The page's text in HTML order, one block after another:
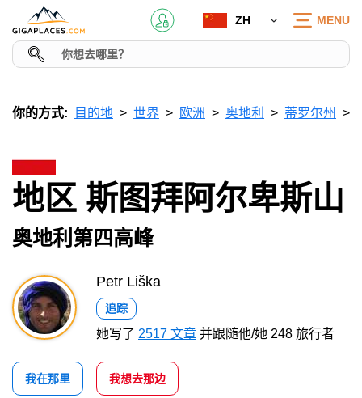
ZH MENU
你的方式: 目的地 世界 欧洲 奥地利 蒂罗尔州
地区 斯图拜阿尔卑斯山
奥地利第四高峰
Petr Liška
追踪
她写了 2517 文章 并跟随他/她 248 旅行者
我在那里 我想去那边